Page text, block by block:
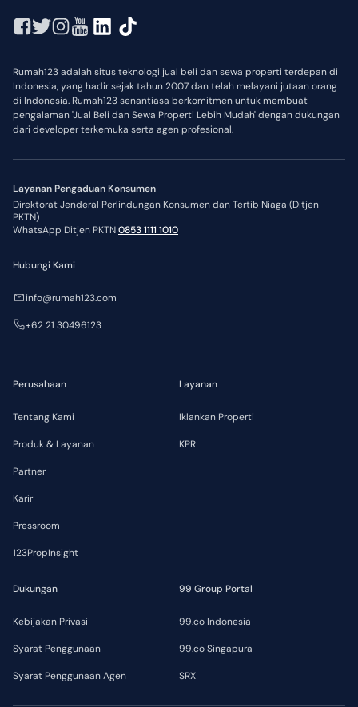
Rumah123 adalah situs teknologi jual beli dan sewa properti terdepan di
Indonesia, yang hadir sejak tahun 2007 dan telah melayani jutaan orang
di Indonesia. Rumah123 senantiasa berkomitmen untuk membuat
pengalaman 'Jual Beli dan Sewa Properti Lebih Mudah' dengan dukungan
dari developer terkemuka serta agen profesional.
Layanan Pengaduan Konsumen
Direktorat Jenderal Perlindungan Konsumen dan Tertib Niaga (Ditjen
PKTN)
WhatsApp Ditjen PKTN0853 1111 1010
Perusahaan
Tentang Kami
Produk & Layanan
Partner
Karir
Pressroom
123PropInsight
Layanan
Iklankan Properti
KPR
Dukungan
Kebijakan Privasi
Syarat Penggunaan
Syarat Penggunaan Agen
99 Group Portal
99.co Indonesia
99.co Singapura
SRX
Hubungi Kami
info@rumah123.com
+62 21 30496123